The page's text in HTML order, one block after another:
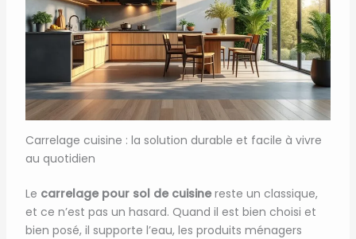
Carrelage cuisine : la solution durable et facile à vivre
au quotidien
Le carrelage pour sol de cuisinereste un classique,
et ce n’est pas un hasard. Quand il est bien choisi et
bien posé, il supporte l’eau, les produits ménagers